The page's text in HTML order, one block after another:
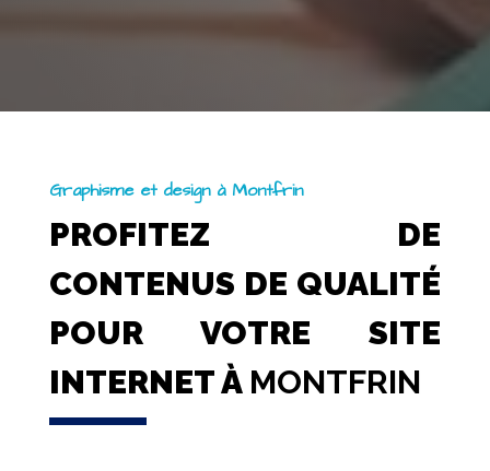
Graphisme et design à Montfrin
PROFITEZ DE
CONTENUS DE QUALITÉ
POUR VOTRE SITE
INTERNET À MONTFRIN